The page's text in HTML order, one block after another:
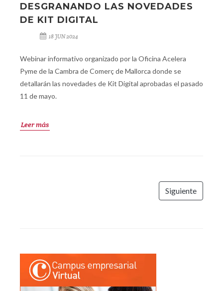
DESGRANANDO LAS NOVEDADES
DE KIT DIGITAL
18 JUN 2024
Webinar informativo organizado por la Oficina Acelera
Pyme de la Cambra de Comerç de Mallorca donde se
detallarán las novedades de Kit Digital aprobadas el pasado
11 de mayo.
Leer más
Siguiente